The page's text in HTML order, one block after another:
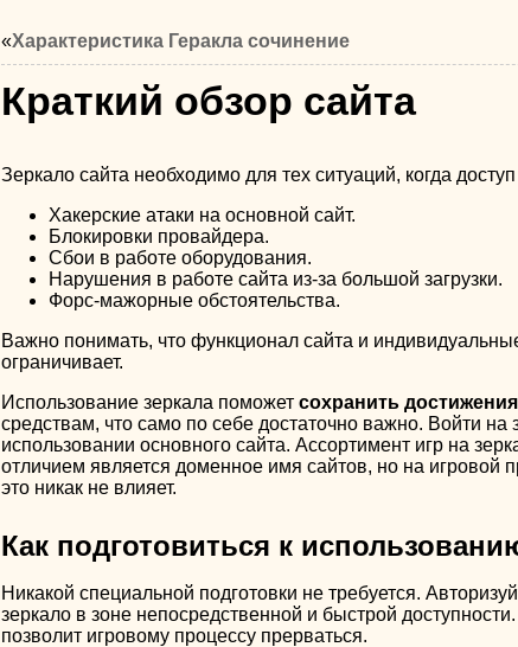
«Характеристика Геракла сочинение
Краткий обзор сайта
Зеркало сайта необходимо для тех ситуаций, когда
Хакерские атаки на основной сайт.
Блокировки провайдера.
Сбои в работе оборудования.
Нарушения в работе сайта из-за большой загрузки.
Форс-мажорные обстоятельства.
Важно понимать, что функционал сайта и
ограничивает.
Использование зеркала поможет сохранить достижения
средствам, что само по себе достаточно важно. Войти
использовании основного сайта. Ассортимент игр на
отличием является доменное имя сайтов, но на игровой
это никак не влияет.
Как подготовиться к
Никакой специальной подготовки не требуется.
зеркало в зоне непосредственной и быстрой доступности.
позволит игровому процессу прерваться.